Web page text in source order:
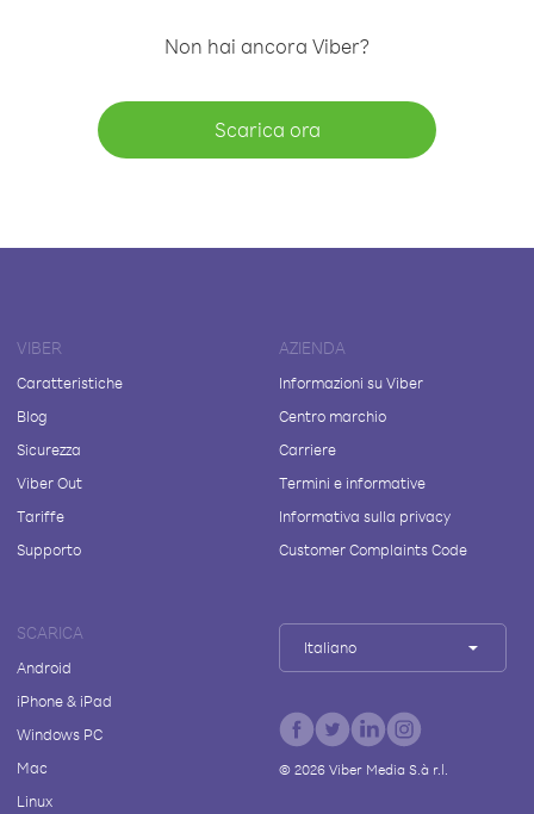
Non hai ancora Viber?
Scarica ora
VIBER
Caratteristiche
Blog
Sicurezza
Viber Out
Tariffe
Supporto
AZIENDA
Informazioni su Viber
Centro marchio
Carriere
Termini e informative
Informativa sulla privacy
Customer Complaints Code
SCARICA
Android
iPhone & iPad
Windows PC
Mac
Linux
Italiano
© 2026Viber Media S.à r.l.